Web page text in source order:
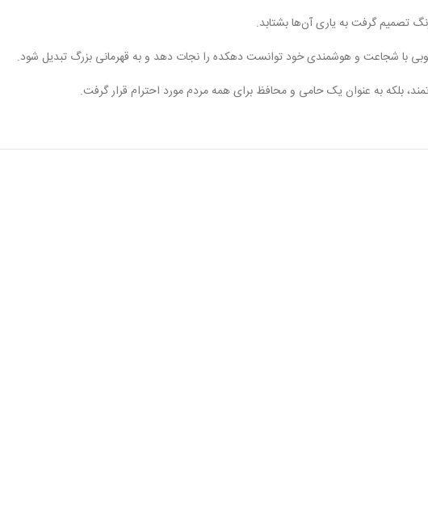
تصمیم گرفت به یاری آن‌ها بشتابد.
با شجاعت و هوشمندی خود توانست دهکده را نجات دهد و به قهرمانی بزرگ تبدیل شود.
بلکه به عنوان یک حامی و محافظ برای همه مردم مورد احترام قرار گرفت.